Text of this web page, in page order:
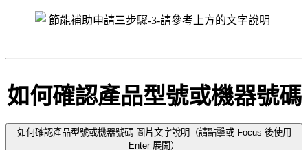
如何確認產品型號或機器號碼
如何確認產品型號或機器號碼 圖片文字說明（請點擊或 Focus 後使用
Enter 展開）